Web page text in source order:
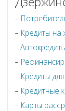
Кредиты на
Кредиты
Кредитные
Карты